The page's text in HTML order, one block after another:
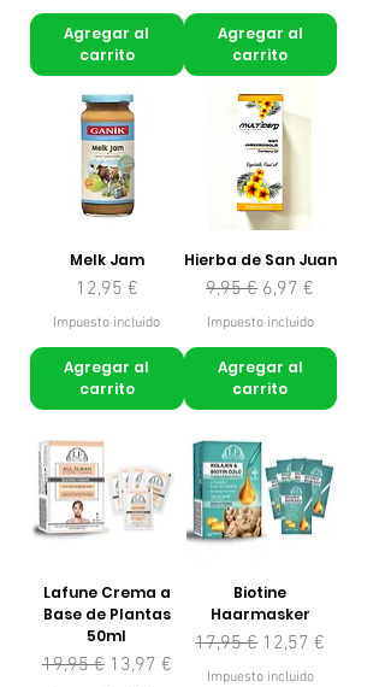
Agregar al
carrito
Agregar al
carrito
Melk Jam
Precio
12,95 €
Impuesto incluido
Agregar al
carrito
Hierba de San Juan
Precio
9,95 € Precio de oferta
6,97 €
Impuesto incluido
Agregar al
carrito
Lafune Crema a
Base de Plantas
50ml
Precio
19,95 € Precio de oferta
13,97 €
Biotine
Haarmasker
Precio
17,95 € Precio de oferta
12,57 €
Impuesto incluido